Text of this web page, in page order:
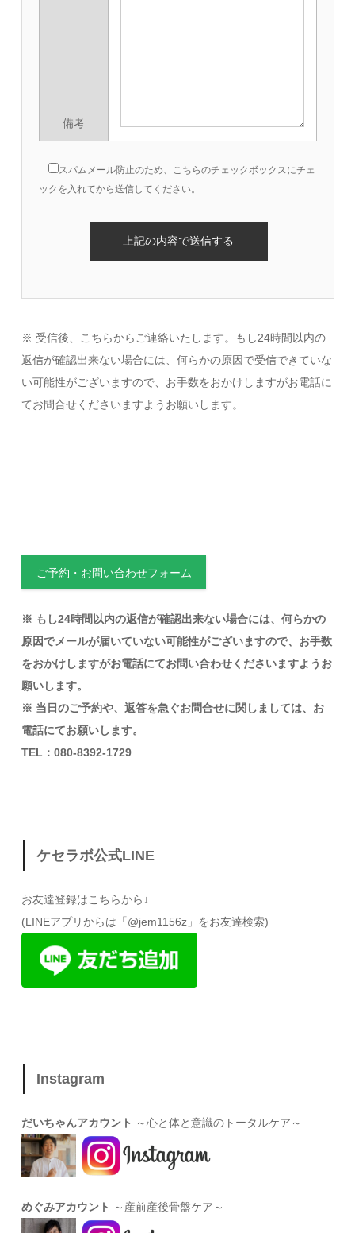
備考
スパムメール防止のため、こちらのチェックボックスにチェ
ックを入れてから送信してください。
※ 受信後、こちらからご連絡いたします。もし24時間以内の
返信が確認出来ない場合には、何らかの原因で受信できていな
い可能性がございますので、お手数をおかけしますがお電話に
てお問合せくださいますようお願いします。
ご予約・お問い合わせフォーム
※ もし24時間以内の返信が確認出来ない場合には、何らかの
原因でメールが届いていない可能性がございますので、お手数
をおかけしますがお電話にてお問い合わせくださいますようお
願いします。
※ 当日のご予約や、返答を急ぐお問合せに関しましては、お
電話にてお願いします。
TEL：080-8392-1729
ケセラボ公式LINE
お友達登録はこちらから↓
(LINEアプリからは「@jem1156z」をお友達検索)
Instagram
だいちゃんアカウント ～心と体と意識のトータルケア～
めぐみアカウント ～産前産後骨盤ケア～